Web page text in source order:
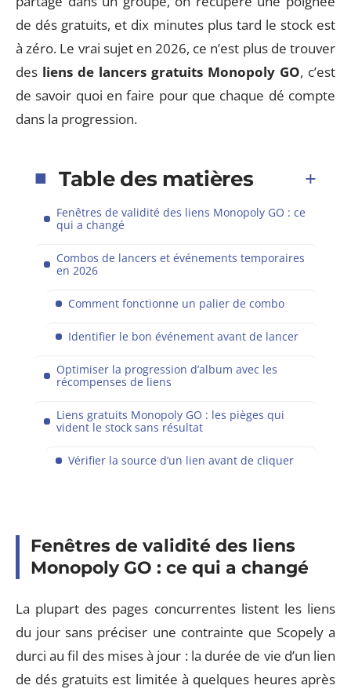
de dés gratuits, et dix minutes plus tard le stock est
à zéro. Le vrai sujet en 2026, ce n’est plus de trouver
des liens de lancers gratuits Monopoly GO, c’est
de savoir quoi en faire pour que chaque dé compte
dans la progression.
Table des matières
Fenêtres de validité des liens Monopoly GO : ce
qui a changé
Combos de lancers et événements temporaires
en 2026
Comment fonctionne un palier de combo
Identifier le bon événement avant de lancer
Optimiser la progression d’album avec les
récompenses de liens
Liens gratuits Monopoly GO : les pièges qui
vident le stock sans résultat
Vérifier la source d’un lien avant de cliquer
Fenêtres de validité des liens
Monopoly GO : ce qui a changé
La plupart des pages concurrentes listent les liens
du jour sans préciser une contrainte que Scopely a
durci au fil des mises à jour : la durée de vie d’un lien
de dés gratuits est limitée à quelques heures après